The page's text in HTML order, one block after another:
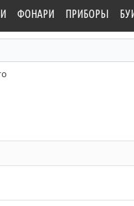
ФОНАРИ ПРИБОРЫ